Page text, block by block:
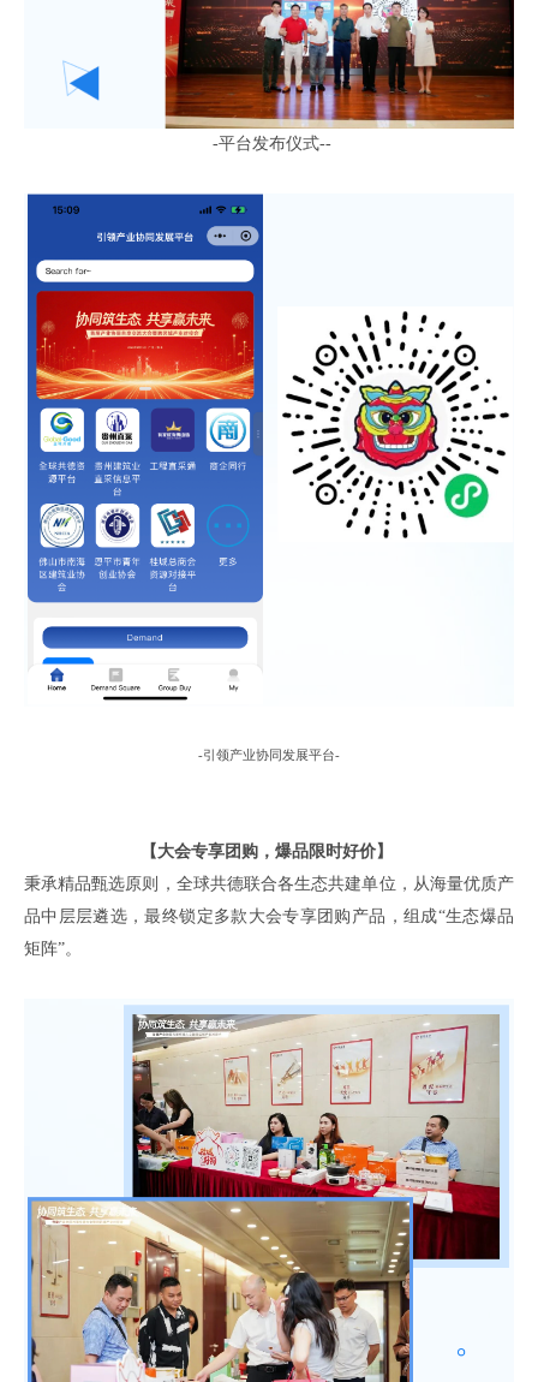
-平台发布仪式--
-引领产业协同发展平台-
【大会专享团购 ， 爆品限时好价】
秉承精品甄选原则，全球共德联合各生态共建单位，从海量优质产
品中层层遴选，最终锁定多款 大会专享团购 产品，组成“生态爆品
矩阵”。